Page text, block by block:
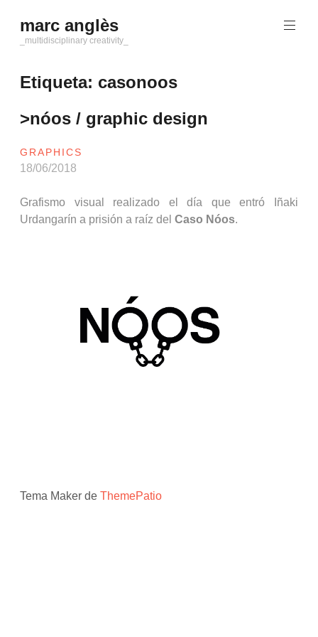
al
contenido
marc anglès
_multidisciplinary creativity_
Etiqueta: casonoos
>nóos / graphic design
GRAPHICS
18/06/2018
Grafismo visual realizado el día que entró Iñaki
Urdangarín a prisión a raíz delCaso Nóos.
Tema Maker deThemePatio